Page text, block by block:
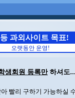
포항공과대
포항공과대 , 이** 서강대
포항공과대 , 장** 포항공과
포항공과대 , 김** 포항공과
대구대학교대 , 문** 포항공
UNIST대 , 김** 포항공과대
경북대 , 김** 포항공과대
과외사이트 목표!
오랫동안 운영!
생회원 등록만하셔도...
빨리 구하기 가능하실